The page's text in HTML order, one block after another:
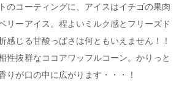
のコーティングに、アイスはイチゴの果肉
リーアイス。程よいミルク感とフリーズド
感じる甘酸っぱさは何ともいえません！！
性抜群なココアワッフルコーン。かりっと
りが口の中に広がります・・・！